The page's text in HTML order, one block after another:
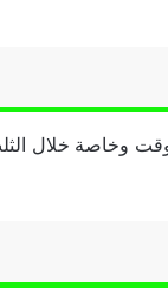
وخاصة خلال